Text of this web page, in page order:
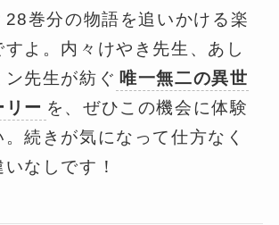
28巻分の物語を追いかける楽
すよ。内々けやき先生、あし
先生が紡ぐ 唯一無二の異世
リー を、ぜひこの機会に体験
。続きが気になって仕方なく
なしです！